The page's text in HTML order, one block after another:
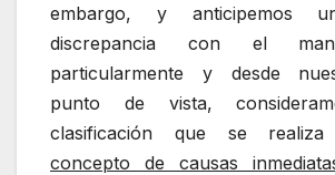
embargo, y anticipemos
discrepancia con el
particularmente y desde
punto de vista,
clasificación que se
concepto de causas